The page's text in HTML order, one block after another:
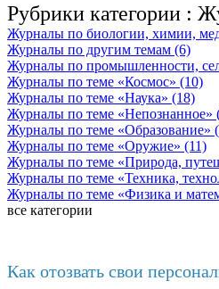
Рубрики категории :
Журналы по биологии, химии,
Журналы по другим темам (6)
Журналы по промышленности,
Журналы по теме «Космос» (10)
Журналы по теме «Наука» (18)
Журналы по теме «Непознанное»
Журналы по теме «Образование»
Журналы по теме «Оружие» (11)
Журналы по теме «Природа,
Журналы по теме «Техника,
Журналы по теме «Физика и
все категории
Как отозвать свои